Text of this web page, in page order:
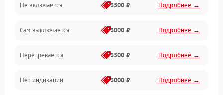
Не включается 3500 ₽ Подробнее →
Сам выключается 3000 ₽ Подробнее →
Перегревается 3500 ₽ Подробнее →
Нет индикации 3000 ₽ Подробнее →